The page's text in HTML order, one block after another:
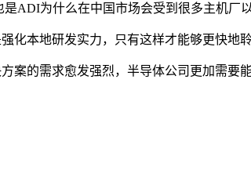
ADI为什么在中国市场会受到很多主机厂以
本地研发实力，只有这样才能够更快地
案的需求愈发强烈，半导体公司更加需要